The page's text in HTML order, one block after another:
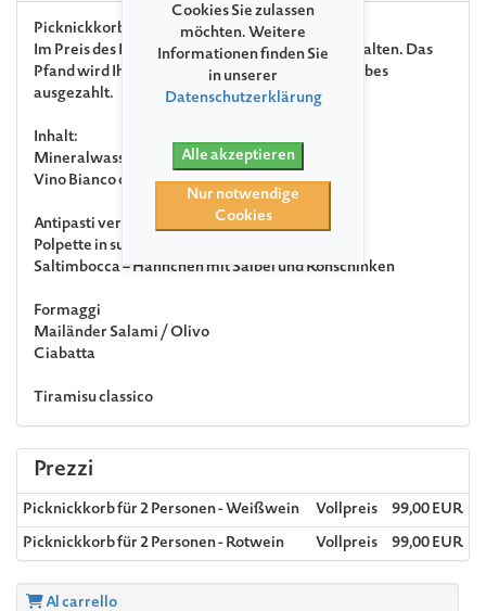
Picknickkorb
für zwei Personen
Im Preis des Picknickkorbes sind € 20 Pfand enthalten. Das
Pfand wird Ihnen vor Ort nach Rückgabe des Korbes
ausgezahlt.
Inhalt:
Mineralwasser, San Pellegrino, Fl. 1,0l
Vino Bianco oder Vino Rosso, Fl. 0,75l
Antipasti verdure – Gemüsevorspeisen
Polpette in sugo – Hackbällchen
Saltimbocca – Hähnchen mit Salbei und Rohschinken
Formaggi
Mailänder Salami / Olivo
Ciabatta
Tiramisu classico
Prezzi
Picknickkorb für 2 Personen - Weißwein Vollpreis
99,00 EUR
Picknickkorb für 2 Personen - Rotwein
Vollpreis 99,00 EUR
Al carrello
Cookies Sie zulassen
möchten. Weitere
Informationen finden Sie
in unserer
Datenschutzerklärung
Alle akzeptieren
Nur notwendige
Cookies